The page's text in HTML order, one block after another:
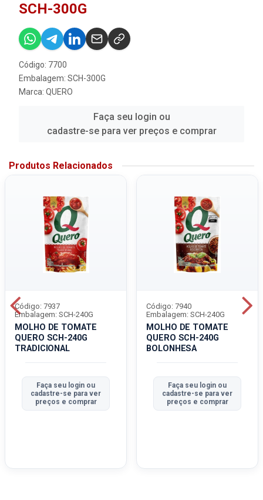
SCH-300G
Código: 7700
Embalagem: SCH-300G
Marca: QUERO
Faça seu login ou
cadastre-se para ver preços e comprar
Produtos Relacionados
MOLHO DE TOMATE
QUERO SCH-240G
TRADICIONAL
Código: 7937
Embalagem: SCH-240G
Faça seu login ou
cadastre-se para ver
preços e comprar
MOLHO DE TOMATE
QUERO SCH-240G
BOLONHESA
Código: 7940
Embalagem: SCH-240G
Faça seu login ou
cadastre-se para ver
preços e comprar